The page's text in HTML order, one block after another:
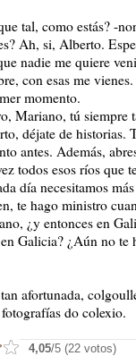
tal, como estás? -
Ah, si, Alberto.
nadie me quiere
con esas me
momento.
Mariano, tú siempre
déjate de historias.
antes. Además,
todos esos ríos que
día necesitamos
te hago ministro
¿y entonces en
Galicia? ¿Aún no
afortunada,
do colexio.
4,05/5 (22 votos)